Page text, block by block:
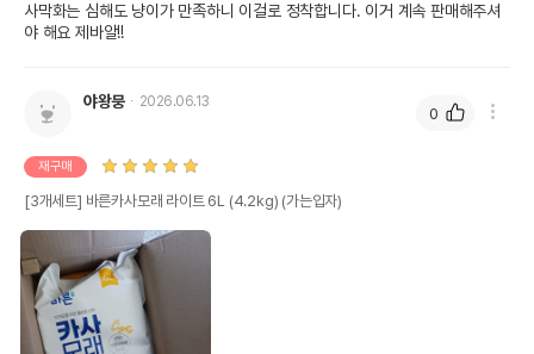
사막화는 심해도 냥이가 만족하니 이걸로 정착합니다. 이거 계속 판매해주셔
야 해요 제바알!!
야왕뭉 2026.06.13
재구매
[3개세트] 바른카사모래 라이트 6L (4.2kg) (가는입자)
0